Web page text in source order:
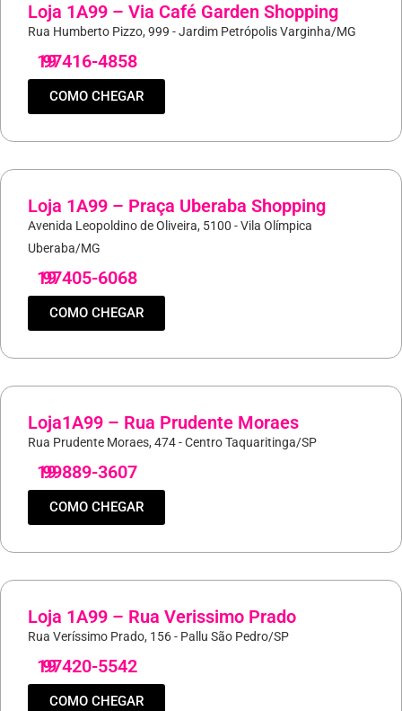
Loja 1A99 – Via Café Garden Shopping
Rua Humberto Pizzo, 999 - Jardim Petrópolis Varginha/MG
19
97416-4858
COMO CHEGAR
Loja 1A99 – Praça Uberaba Shopping
Avenida Leopoldino de Oliveira, 5100 - Vila Olímpica
Uberaba/MG
19
97405-6068
COMO CHEGAR
Loja1A99 – Rua Prudente Moraes
Rua Prudente Moraes, 474 - Centro Taquaritinga/SP
19
99889-3607
COMO CHEGAR
Loja 1A99 – Rua Verissimo Prado
Rua Veríssimo Prado, 156 - Pallu São Pedro/SP
19
97420-5542
COMO CHEGAR